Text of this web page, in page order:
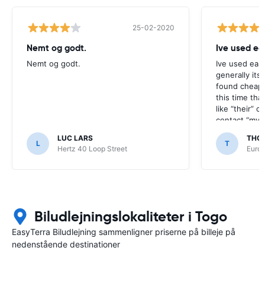
25-02-2020
Nemt og godt.
Nemt og godt.
L
LUC LARS
Hertz 40 Loop Street
Ive used
Ive used
generally its
found cheap
this time
like “their”
contact “my
werent
T
Biludlejningslokaliteter i Togo
EasyTerra Biludlejning sammenligner priserne på billeje på
nedenstående destinationer